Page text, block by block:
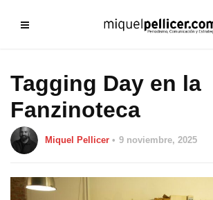
Tagging Day en la
Fanzinoteca
Miquel Pellicer 9 noviembre, 2025